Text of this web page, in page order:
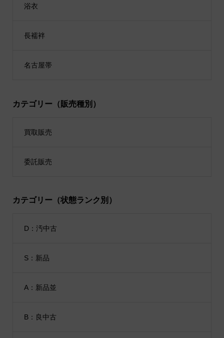
浴衣
長襦袢
名古屋帯
カテゴリー（販売種別）
買取販売
委託販売
カテゴリー（状態ランク別）
D：汚中古
S：新品
A：新品並
B：良中古